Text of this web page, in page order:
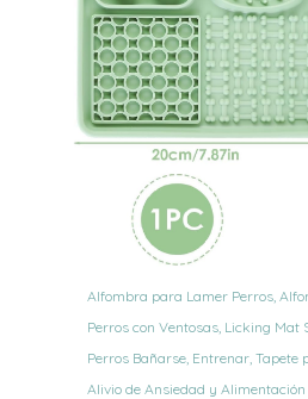
Alfombra para Lamer Perros,
Perros con Ventosas, Licking Mat
Perros Bañarse, Entrenar, Tapete
Alivio de Ansiedad y Alimentación